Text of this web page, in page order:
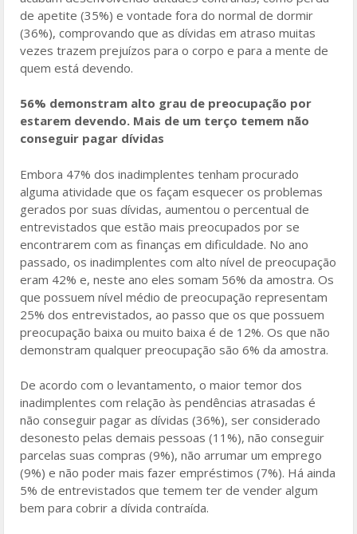
de apetite (35%) e vontade fora do normal de dormir
(36%), comprovando que as dívidas em atraso muitas
vezes trazem prejuízos para o corpo e para a mente de
quem está devendo.
56% demonstram alto grau de preocupação por
estarem devendo. Mais de um terço temem não
conseguir pagar dívidas
Embora 47% dos inadimplentes tenham procurado
alguma atividade que os façam esquecer os problemas
gerados por suas dívidas, aumentou o percentual de
entrevistados que estão mais preocupados por se
encontrarem com as finanças em dificuldade. No ano
passado, os inadimplentes com alto nível de preocupação
eram 42% e, neste ano eles somam 56% da amostra. Os
que possuem nível médio de preocupação representam
25% dos entrevistados, ao passo que os que possuem
preocupação baixa ou muito baixa é de 12%. Os que não
demonstram qualquer preocupação são 6% da amostra.
De acordo com o levantamento, o maior temor dos
inadimplentes com relação às pendências atrasadas é
não conseguir pagar as dívidas (36%), ser considerado
desonesto pelas demais pessoas (11%), não conseguir
parcelas suas compras (9%), não arrumar um emprego
(9%) e não poder mais fazer empréstimos (7%). Há ainda
5% de entrevistados que temem ter de vender algum
bem para cobrir a dívida contraída.